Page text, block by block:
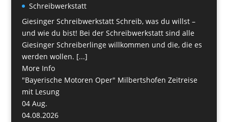
Schreibwerkstatt
Giesinger Schreibwerkstatt Schreib, was du willst –
und wie du bist! Bei der Schreibwerkstatt sind alle
Giesinger Schreiberlinge willkommen und die, die es
werden wollen. [...]
More Info
"Bayerische Motoren Oper" Milbertshofen Zeitreise
mit Lesung
04 Aug.
04.08.2026